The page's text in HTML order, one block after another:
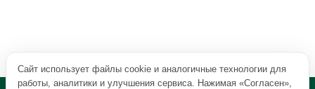
Сайт использует файлы cookie и аналогичные технологии для
работы, аналитики и улучшения сервиса. Нажимая «Согласен»,